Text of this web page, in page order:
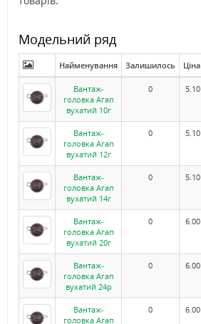
Модельний ряд
Найменування Залишилось Ціна
Вантаж-
головка Агап
вухатий 10г
0 5.10
Вантаж-
головка Агап
вухатий 12г
0 5.10
Вантаж-
головка Агап
вухатий 14г
0 5.10
Вантаж-
головка Агап
вухатий 20г
0 6.00
Вантаж-
головка Агап
вухатий 24р
0 6.00
Вантаж-
головка Агап
0 6.00